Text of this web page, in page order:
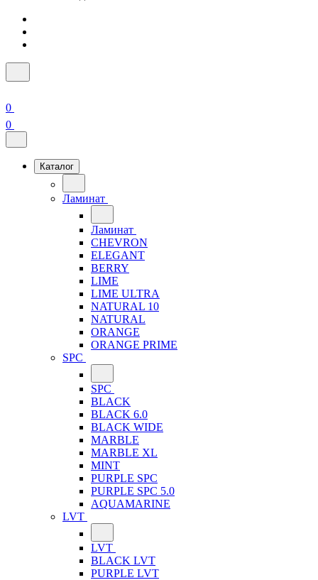
0
0
Каталог
Ламинат
Ламинат
CHEVRON
ELEGANT
BERRY
LIME
LIME ULTRA
NATURAL 10
NATURAL
ORANGE
ORANGE PRIME
SPC
SPC
BLACK
BLACK 6.0
BLACK WIDE
MARBLE
MARBLE XL
MINT
PURPLE SPC
PURPLE SPC 5.0
AQUAMARINE
LVT
LVT
BLACK LVT
PURPLE LVT